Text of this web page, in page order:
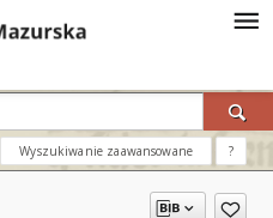
Wyszukiwanie zaawansowane ?